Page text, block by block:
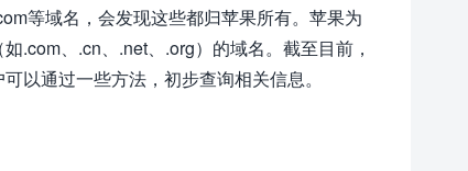
等域名，会发现这些都归苹果所有。苹果为
.com、.cn、.net、.org）的域名。截至目前，
以通过一些方法，初步查询相关信息。